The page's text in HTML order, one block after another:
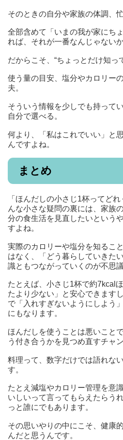
そのときの自分や家族の体調、
全部含めて「いまの我が家にち
れば、それが一番なんじゃない
だからこそ、“ちょっとだけ知っ
使う量の目安、塩分やカロリー
夫。
そういう情報を少しでも持って
自分で選べる。
何より、「私はこれでいい」と
んですよね。
まとめ
「ほんだしの小さじ1杯ってど
んな小さな疑問の裏には、家族
分の食生活を見直したいという
すよね。
実際のカロリーや塩分を知るこ
はなく、「どう暮らしていきた
識ともつながっていくのが不思議
たとえば、小さじ1杯で約7kcal
たより少ない」と安心できます
で「入れすぎないようにしよう
にもなります。
ほんだしを使うことは悪いこと
う付き合うかを見つめ直すチャ
料理って、数字だけでは語れな
す。
たとえ減塩やカロリー管理を意
いしいって言ってもらえたらう
っと誰にでもあります。
その思いやりの中にこそ、健康
んだと思うんです。